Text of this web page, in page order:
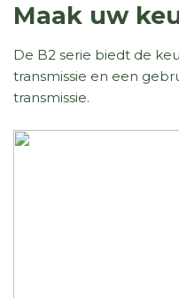
Maak uw
De B2 serie biedt de
transmissie en een
transmissie.